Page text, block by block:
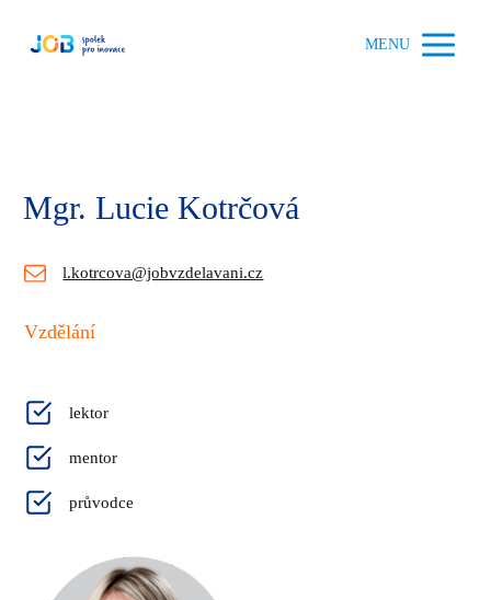
MENU
Mgr. Lucie Kotrčová
l.kotrcova@jobvzdelavani.cz
Vzdělání
lektor
mentor
průvodce